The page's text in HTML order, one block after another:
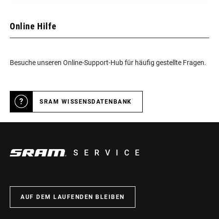
Online Hilfe
Besuche unseren Online-Support-Hub für häufig gestellte Fragen.
SRAM WISSENSDATENBANK
SERVICE
AUF DEM LAUFENDEN BLEIBEN